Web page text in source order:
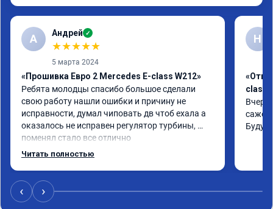
А Андрей ✓
★★★★★
5 марта 2024
«Прошивка Евро 2 Mercedes E-class W212»
Ребята молодцы спасибо большое сделали
свою работу нашли ошибки и причину не
исправности, думал чиповать дв чтоб ехала а
оказалось не исправен регулятор турбины,
поменял стало все отлично
Читать полностью
Н
class
Вчера
Буду
‹ ›